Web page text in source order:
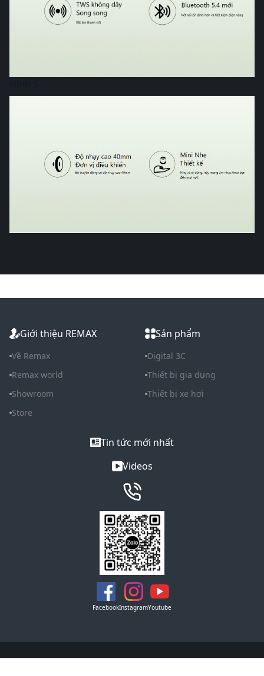
Giới thiệu REMAX
Về Remax
Remax world
Showroom
Store
Sản phẩm
Digital 3C
Thiết bị gia dụng
Thiết bị xe hơi
Tin tức mới nhất
Videos
FacebookInstagramYoutube
Copyright © 2021 REMAX. All Rights Reserved